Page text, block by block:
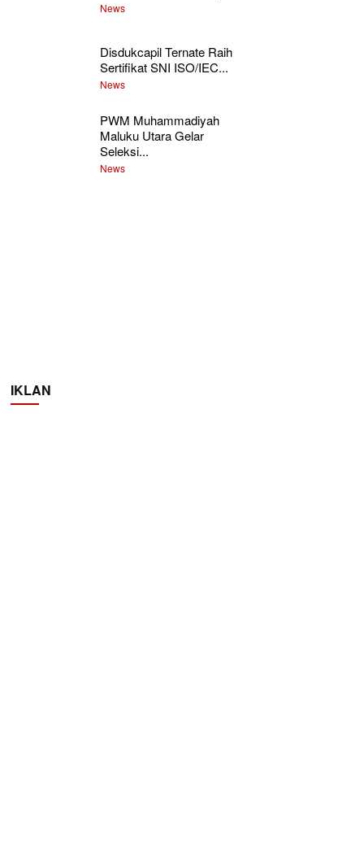
News
Disdukcapil Ternate Raih
Sertifikat SNI ISO/IEC...
News
PWM Muhammadiyah
Maluku Utara Gelar
Seleksi...
News
IKLAN